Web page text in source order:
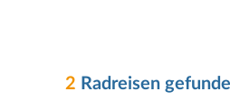
2 Radreisen